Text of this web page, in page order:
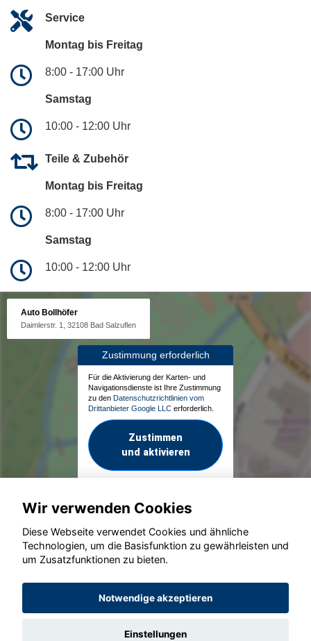
Service
Montag bis Freitag
8:00 - 17:00 Uhr
Samstag
10:00 - 12:00 Uhr
Teile & Zubehör
Montag bis Freitag
8:00 - 17:00 Uhr
Samstag
10:00 - 12:00 Uhr
Auto Bollhöfer
Daimlerstr. 1, 32108 Bad Salzuflen
Zustimmung erforderlich
Für die Aktivierung der Karten- und
Navigationsdienste ist Ihre Zustimmung
zu den Datenschutzrichtlinien vom
Drittanbieter Google LLC erforderlich.
Zustimmen
und aktivieren
© konjunkturmotor.de GmbH 2020 - 2026
Wir verwenden Cookies
Diese Webseite verwendet Cookies und ähnliche
Technologien, um die Basisfunktion zu gewährleisten und
um Zusatzfunktionen zu bieten.
Notwendige akzeptieren
Einstellungen